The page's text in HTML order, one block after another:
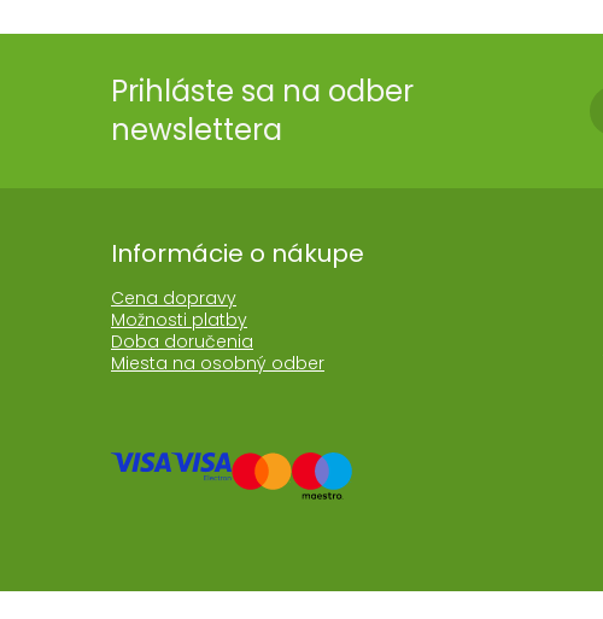
Prihláste sa na odber
newslettera
Informácie o nákupe
Cena dopravy
Možnosti platby
Doba doručenia
Miesta na osobný odber